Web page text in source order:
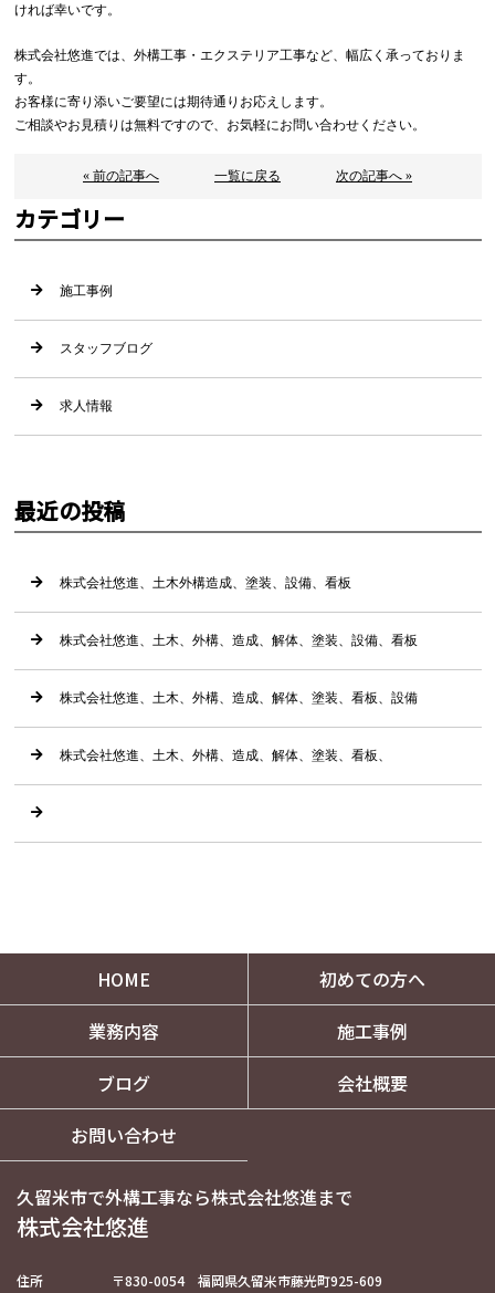
ければ幸いです。
株式会社悠進では、外構工事・エクステリア工事など、幅広く承っておりま
す。
お客様に寄り添いご要望には期待通りお応えします。
ご相談やお見積りは無料ですので、お気軽にお問い合わせください。
« 前の記事へ 一覧に戻る 次の記事へ »
カテゴリー
施工事例
スタッフブログ
求人情報
最近の投稿
株式会社悠進、土木外構造成、塗装、設備、看板
株式会社悠進、土木、外構、造成、解体、塗装、設備、看板
株式会社悠進、土木、外構、造成、解体、塗装、看板、設備
株式会社悠進、土木、外構、造成、解体、塗装、看板、
HOME
初めての方へ
業務内容
施工事例
ブログ
会社概要
お問い合わせ
久留米市で外構工事なら株式会社悠進まで
株式会社悠進
住所 〒830-0054 福岡県久留米市藤光町925-609